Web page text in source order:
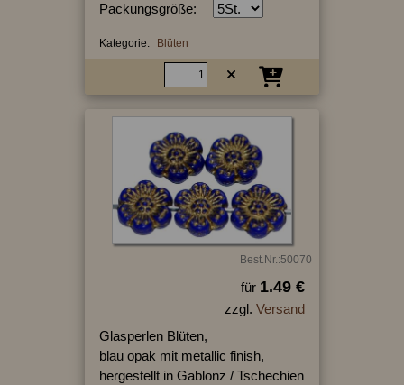
Packungsgröße:
Kategorie: Blüten
Best.Nr.:50070
für 1.49 €
zzgl. Versand
Glasperlen Blüten,
blau opak mit metallic finish,
hergestellt in Gablonz / Tschechien